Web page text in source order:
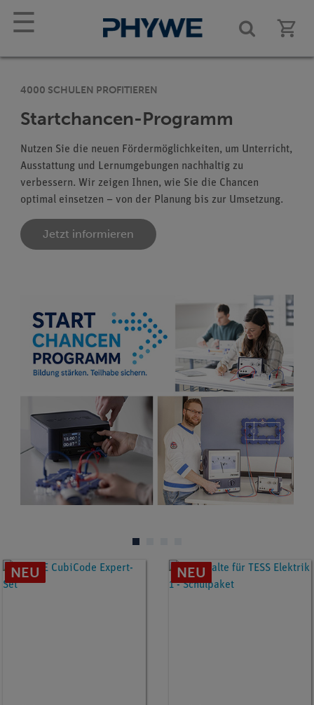
☰
4000 SCHULEN PROFITIEREN
Startchancen-Programm
Nutzen Sie die neuen Fördermöglichkeiten, um Unterricht,
Ausstattung und Lernumgebungen nachhaltig zu
verbessern. Wir zeigen Ihnen, wie Sie die Chancen
optimal einsetzen – von der Planung bis zur Umsetzung.
Jetzt informieren
NEU NEU